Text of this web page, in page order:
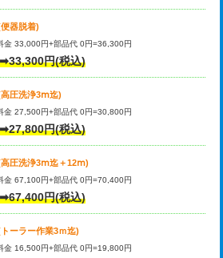
器脱着)
金 33,000円+部品代 0円=36,300円
円(税込)
高圧洗浄3ⅿ迄)
金 27,500円+部品代 0円=30,800円
円(税込)
(高圧洗浄3ⅿ迄＋12ⅿ)
金 67,100円+部品代 0円=70,400円
円(税込)
ーラー作業3ｍ迄)
金 16,500円+部品代 0円=19,800円